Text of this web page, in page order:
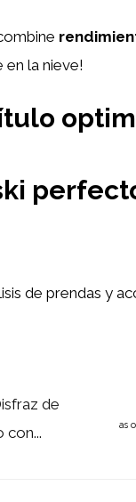
la nieve!
de prendas y
de
con...
as